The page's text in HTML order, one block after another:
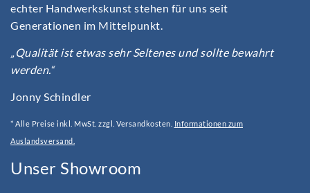
echter Handwerkskunst stehen für uns seit
Generationen im Mittelpunkt.
„Qualität ist etwas sehr Seltenes und sollte bewahrt
werden.“
Jonny Schindler
* Alle Preise inkl. MwSt. zzgl. Versandkosten. Informationen zum
Auslandsversand.
Unser Showroom